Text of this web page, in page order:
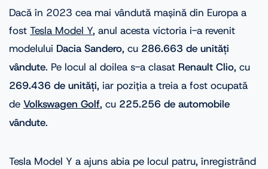
Dacă în 2023 cea mai vândută mașină din Europa a
fost Tesla Model Y, anul acesta victoria i-a revenit
modelului Dacia Sandero, cu 286.663 de unități
vândute. Pe locul al doilea s-a clasat Renault Clio, cu
269.436 de unități, iar poziția a treia a fost ocupată
de Volkswagen Golf, cu 225.256 de automobile
vândute.
Tesla Model Y a ajuns abia pe locul patru, înregistrând